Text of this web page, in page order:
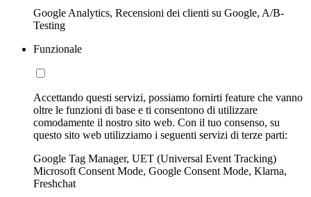
Google Analytics, Recensioni dei clienti su Google, A/B-
Testing
Funzionale
Accettando questi servizi, possiamo fornirti feature che vanno
oltre le funzioni di base e ti consentono di utilizzare
comodamente il nostro sito web. Con il tuo consenso, su
questo sito web utilizziamo i seguenti servizi di terze parti:
Google Tag Manager, UET (Universal Event Tracking)
Microsoft Consent Mode, Google Consent Mode, Klarna,
Freshchat